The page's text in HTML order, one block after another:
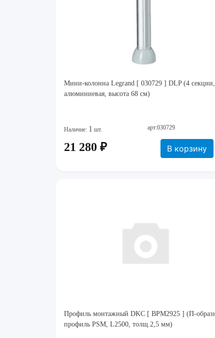
Мини-колонна Legrand [ 030729 ] DLP (4 секции,
алюминиевая, высота 68 см)
Наличие: 1 шт. арт:030729
21 280 ₽ В корзину
Профиль монтажный DKC [ BPM2925 ] (П-
профиль PSM, L2500, толщ.2,5 мм)